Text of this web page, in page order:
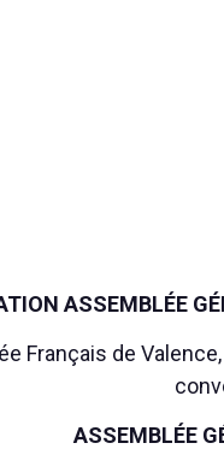
ASSEMBLÉE
Français de
ASSEMBLÉE